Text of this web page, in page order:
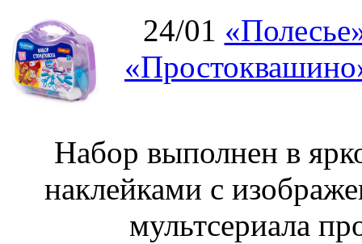
24/01
Набор выполнен в
наклейками с
мультсериала